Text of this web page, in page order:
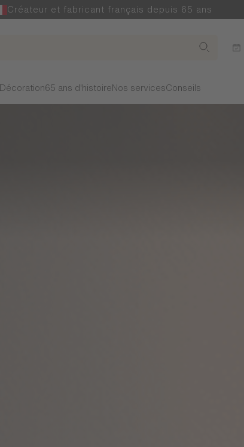
Créateur et fabricant français depuis 65 ans
Décoration65 ans d'histoire Nos servicesConseils